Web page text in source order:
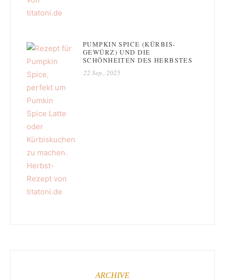
PUMPKIN SPICE (KÜRBIS-
GEWÜRZ) UND DIE
SCHÖNHEITEN DES HERBSTES
22 Sep., 2025
ARCHIVE